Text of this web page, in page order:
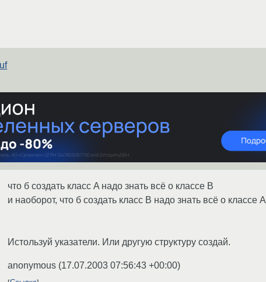
что б создать класс A надо знать всё о классе B
и наоборот, что б создать класс B надо знать всё о классе A
Истользуй указатели. Или другую структуру создай.
anonymous (17.07.2003 07:56:43 +00:00)